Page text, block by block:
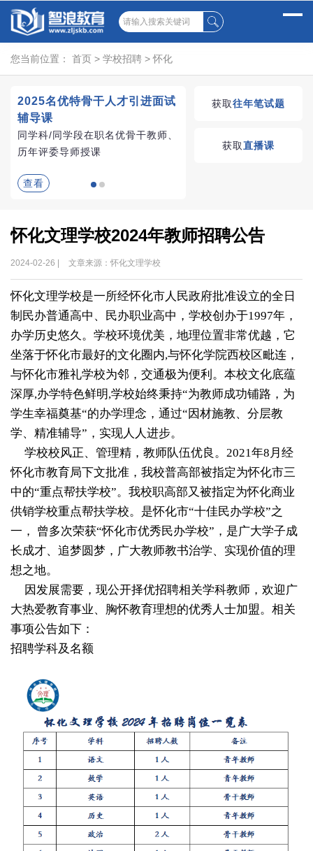
您当前位置： 首页 > 学校招聘 >怀化
2025名优特骨干人才引进面试
辅导课
同学科/同学段在职名优骨干教师、
历年评委导师授课
查看
湖南教师招聘考试优
获取往年笔试题
获取直播课
怀化文理学校2024年教师招聘公告
2024-02-26 | 文章来源：怀化文理学校
怀化文理学校是一所经怀化市人民政府批准设立的全日
制民办普通高中、民办职业高中，学校创办于1997年，
办学历史悠久。学校环境优美，地理位置非常优越，它
坐落于怀化市最好的文化圈内,与怀化学院西校区毗连，
与怀化市雅礼学校为邻，交通极为便利。本校文化底蕴
深厚,办学特色鲜明,学校始终秉持“为教师成功铺路，为
学生幸福奠基“的办学理念，通过“因材施教、分层教
学、精准辅导”，实现人人进步。
学校校风正、管理精，教师队伍优良。2021年8月经
怀化市教育局下文批准，我校普高部被指定为怀化市三
中的“重点帮扶学校”。我校职高部又被指定为怀化商业
供销学校重点帮扶学校。是怀化市“十佳民办学校”之
一， 曾多次荣获“怀化市优秀民办学校”，是广大学子成
长成才、追梦圆梦，广大教师教书治学、实现价值的理
想之地。
因发展需要，现公开择优招聘相关学科教师，欢迎广
大热爱教育事业、胸怀教育理想的优秀人士加盟。相关
事项公告如下：
招聘学科及名额